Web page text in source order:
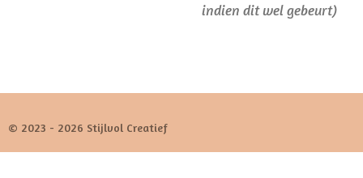
indien dit wel gebeurt)
© 2023 - 2026 Stijlvol Creatief